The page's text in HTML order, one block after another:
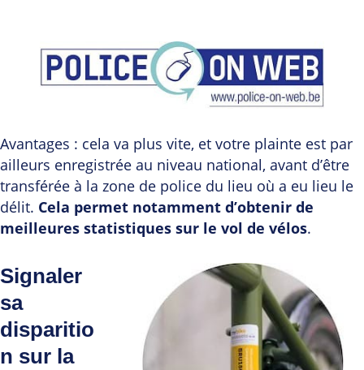
Avantages : cela va plus vite, et votre plainte est par
ailleurs enregistrée au niveau national, avant d’être
transférée à la zone de police du lieu où a eu lieu le
délit. Cela permet notamment d’obtenir de
meilleures statistiques sur le vol de vélos.
Signaler
sa
disparitio
n sur la